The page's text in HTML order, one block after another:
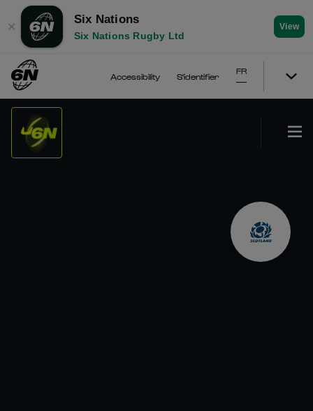
✕
Six Nations
Six Nations Rugby Ltd
View
Accessibility S'identifier
FR